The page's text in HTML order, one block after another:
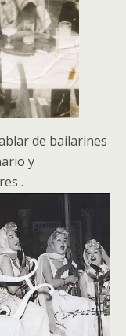
de bailarines
y
.